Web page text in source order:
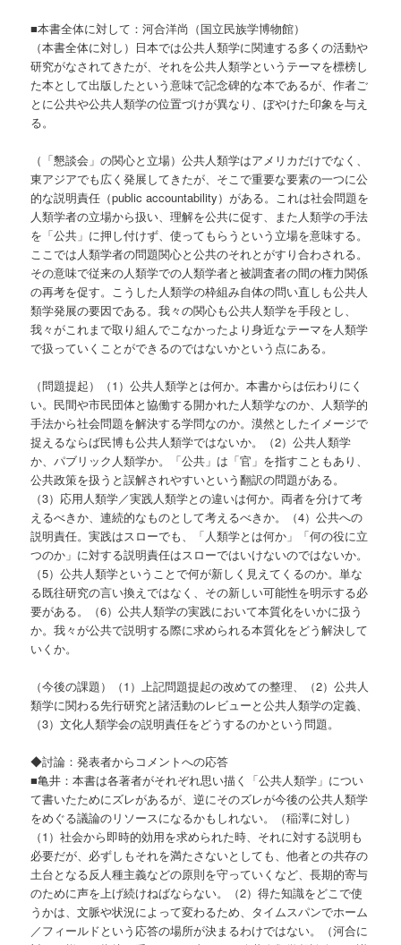
■本書全体に対して：河合洋尚（国立民族学博物館）
（本書全体に対し）日本では公共人類学に関連する多くの活動や
研究がなされてきたが、それを公共人類学というテーマを標榜し
た本として出版したという意味で記念碑的な本であるが、作者ご
とに公共や公共人類学の位置づけが異なり、ぼやけた印象を与え
る。
（「懇談会」の関心と立場）公共人類学はアメリカだけでなく、
東アジアでも広く発展してきたが、そこで重要な要素の一つに公
的な説明責任（public accountability）がある。これは社会問題を
人類学者の立場から扱い、理解を公共に促す、また人類学の手法
を「公共」に押し付けず、使ってもらうという立場を意味する。
ここでは人類学者の問題関心と公共のそれとがすり合わされる。
その意味で従来の人類学での人類学者と被調査者の間の権力関係
の再考を促す。こうした人類学の枠組み自体の問い直しも公共人
類学発展の要因である。我々の関心も公共人類学を手段とし、
我々がこれまで取り組んでこなかったより身近なテーマを人類学
で扱っていくことができるのではないかという点にある。
（問題提起）（1）公共人類学とは何か。本書からは伝わりにく
い。民間や市民団体と協働する開かれた人類学なのか、人類学的
手法から社会問題を解決する学問なのか。漠然としたイメージで
捉えるならば民博も公共人類学ではないか。（2）公共人類学
か、パブリック人類学か。「公共」は「官」を指すこともあり、
公共政策を扱うと誤解されやすいという翻訳の問題がある。
（3）応用人類学／実践人類学との違いは何か。両者を分けて考
えるべきか、連続的なものとして考えるべきか。（4）公共への
説明責任。実践はスローでも、「人類学とは何か」「何の役に立
つのか」に対する説明責任はスローではいけないのではないか。
（5）公共人類学ということで何が新しく見えてくるのか。単な
る既往研究の言い換えではなく、その新しい可能性を明示する必
要がある。（6）公共人類学の実践において本質化をいかに扱う
か。我々が公共で説明する際に求められる本質化をどう解決して
いくか。
（今後の課題）（1）上記問題提起の改めての整理、（2）公共人
類学に関わる先行研究と諸活動のレビューと公共人類学の定義、
（3）文化人類学会の説明責任をどうするのかという問題。
◆討論：発表者からコメントへの応答
■亀井：本書は各著者がそれぞれ思い描く「公共人類学」につい
て書いたためにズレがあるが、逆にそのズレが今後の公共人類学
をめぐる議論のリソースになるかもしれない。（稲澤に対し）
（1）社会から即時的効用を求められた時、それに対する説明も
必要だが、必ずしもそれを満たさないとしても、他者との共存の
土台となる反人種主義などの原則を守っていくなど、長期的寄与
のために声を上げ続けねばならない。（2）得た知識をどこで使
うかは、文脈や状況によって変わるため、タイムスパンでホーム
／フィールドという応答の場所が決まるわけではない。（河合に